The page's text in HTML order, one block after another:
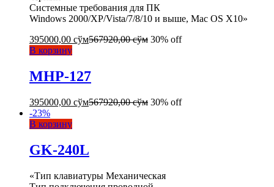
Системные требования для ПК
Windows 2000/XP/Vista/7/8/10 и выше, Mac OS X10»
395000,00 сўм567920,00сўм 30% off
В корзину
MHP-127
395000,00 сўм567920,00сўм 30% off
-23%
В корзину
GK-240L
«Тип клавиатуры Механическая